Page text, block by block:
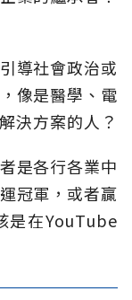
導社會政治或
像是醫學、電
決方案的人？
是各行各業中
冠軍，或者贏
是在YouTube